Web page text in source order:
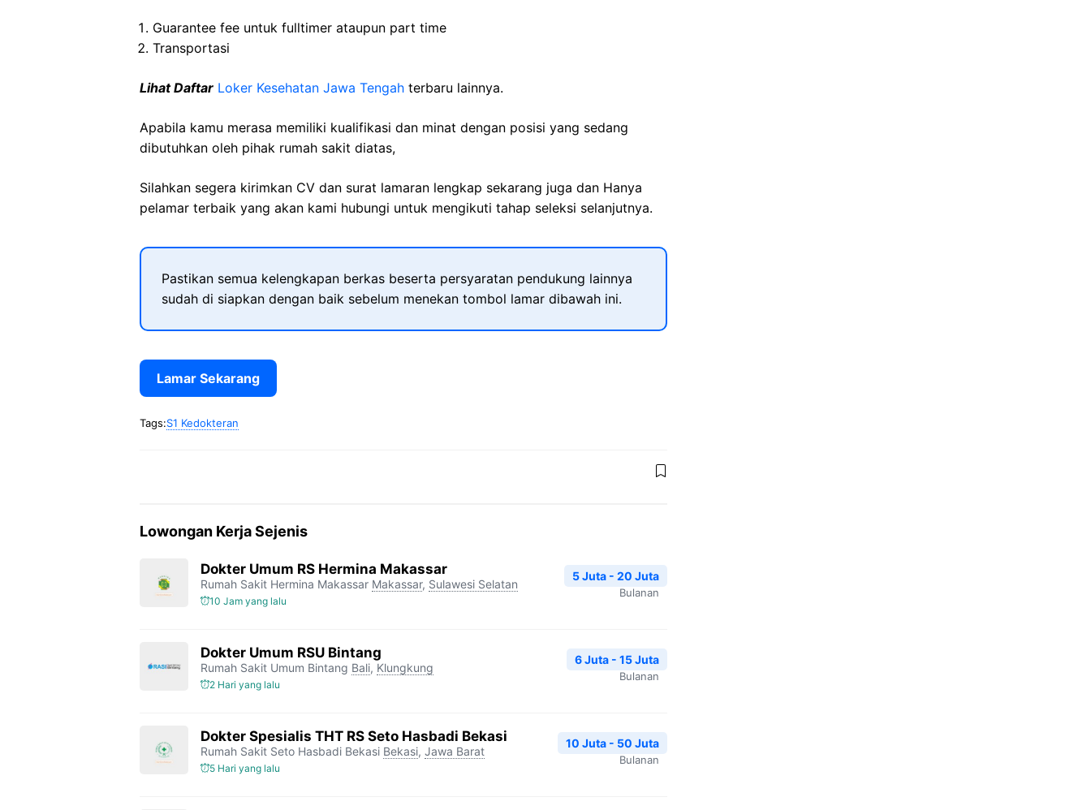
Guarantee fee untuk fulltimer ataupun part time
Transportasi
Lihat Daftar Loker Kesehatan Jawa Tengah terbaru lainnya.
Apabila kamu merasa memiliki kualifikasi dan minat dengan posisi yang sedang
dibutuhkan oleh pihak rumah sakit diatas,
Silahkan segera kirimkan CV dan surat lamaran lengkap sekarang juga dan Hanya
pelamar terbaik yang akan kami hubungi untuk mengikuti tahap seleksi selanjutnya.
Pastikan semua kelengkapan berkas beserta persyaratan pendukung lainnya
sudah di siapkan dengan baik sebelum menekan tombol lamar dibawah ini.
Lamar Sekarang
Tags:S1 Kedokteran
Lowongan Kerja Sejenis
Dokter Umum RS Hermina Makassar
Rumah Sakit Hermina Makassar Makassar, Sulawesi Selatan
10 Jam yang lalu
5 Juta - 20 Juta
Bulanan
Dokter Umum RSU Bintang
Rumah Sakit Umum Bintang Bali, Klungkung
2 Hari yang lalu
6 Juta - 15 Juta
Bulanan
Dokter Spesialis THT RS Seto Hasbadi Bekasi
Rumah Sakit Seto Hasbadi Bekasi Bekasi, Jawa Barat
5 Hari yang lalu
10 Juta - 50 Juta
Bulanan